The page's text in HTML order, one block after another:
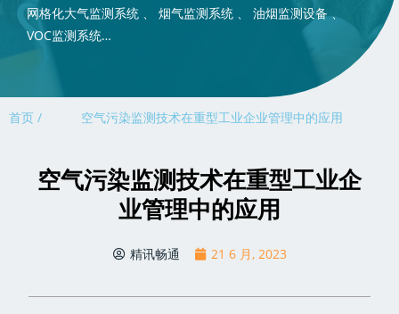
网格化大气监测系统 、 烟气监测系统 、 油烟监测设备 、
VOC监测系统…
首页 / 空气污染监测技术在重型工业企业管理中的应用
空气污染监测技术在重型工业企
业管理中的应用
精讯畅通 21 6 月, 2023